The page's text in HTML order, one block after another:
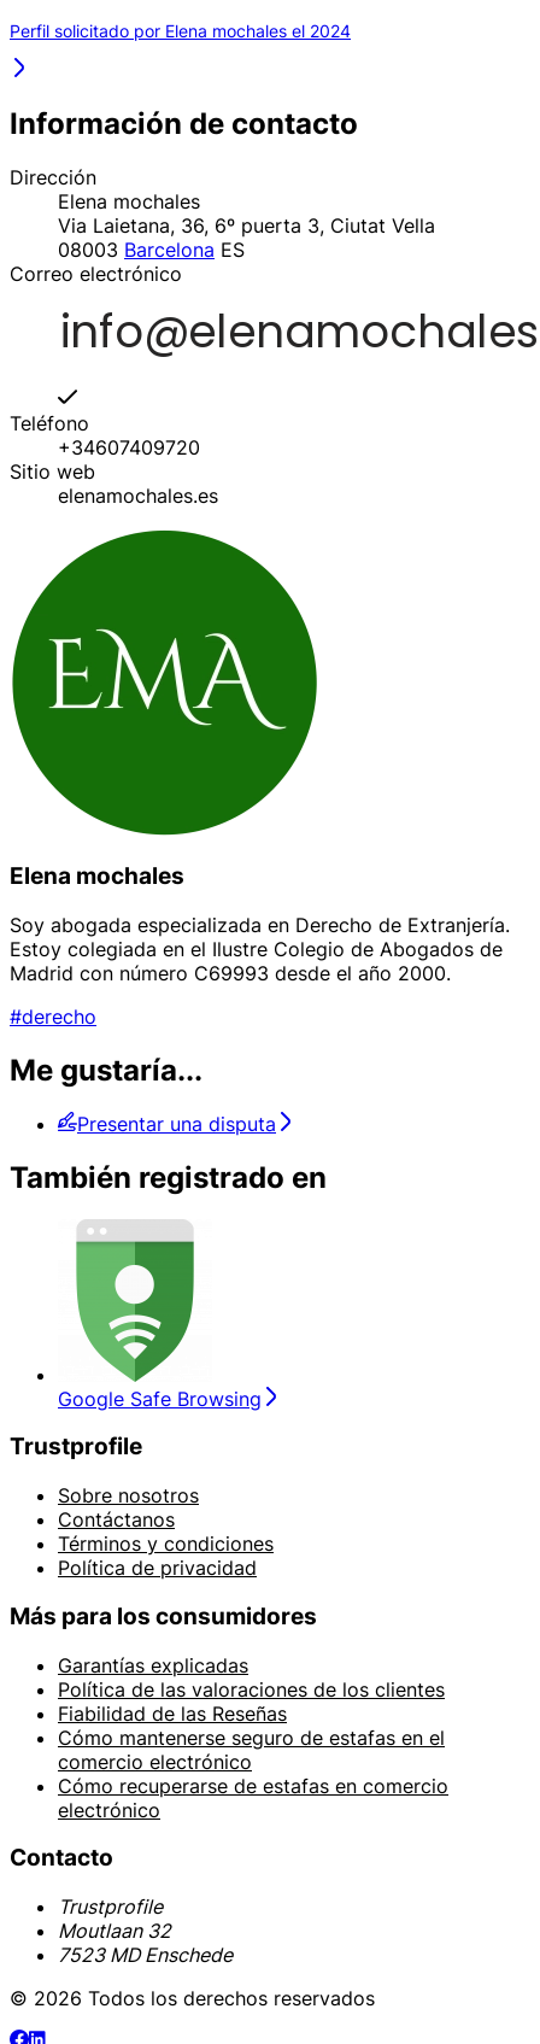
Perfil solicitado por Elena mochales el 2024
Información de contacto
Dirección
Elena mochales
Via Laietana, 36, 6º puerta 3, Ciutat Vella
08003 Barcelona ES
Correo electrónico
Teléfono
+34607409720
Sitio web
elenamochales.es
Elena mochales
Soy abogada especializada en Derecho de Extranjería.
Estoy colegiada en el Ilustre Colegio de Abogados de
Madrid con número C69993 desde el año 2000.
#derecho
Me gustaría...
Presentar una disputa
También registrado en
Google Safe Browsing
Trustprofile
Sobre nosotros
Contáctanos
Términos y condiciones
Política de privacidad
Más para los consumidores
Garantías explicadas
Política de las valoraciones de los clientes
Fiabilidad de las Reseñas
Cómo mantenerse seguro de estafas en el
comercio electrónico
Cómo recuperarse de estafas en comercio
electrónico
Contacto
Trustprofile
Moutlaan 32
7523 MD Enschede
© 2026 Todos los derechos reservados